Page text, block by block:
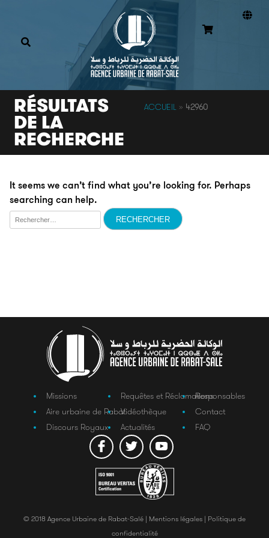
RÉSULTATS
DE LA
RECHERCHE
ACCUEIL » 42960
It seems we can’t find what you’re looking for. Perhaps
searching can help.
Rechercher :
Missions
Aire urbaine de Rabat
Discours Royaux
Requêtes et Réclamations
Vidéothèque
Actualités
Responsables
Contact
FAQ
© 2018 Agence Urbaine de Rabat-Salé | Mentions légales | Politique de
confidentialité